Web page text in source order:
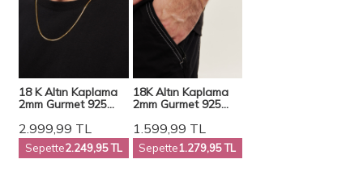
18 K Altın Kaplama
2mm Gurmet 925
Zincir Kolye Vek-
3098
2.999,99 TL
Sepette2.249,95 TL
18K Altın Kaplama
2mm Gurmet 925
Zincir Bileklik
VEB5289
1.599,99 TL
Sepette1.279,95 TL